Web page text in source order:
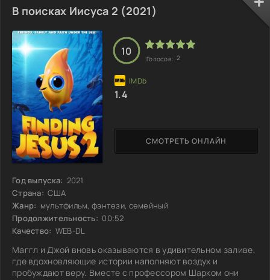
необычных героя — инопланетяне, мастера юмора и
покорители космических пустот. Им предстоит вернуть
людям улыбки, бросив вызов самому Тротилу. К ним
присоединяются юный гений из спокойного земного
В поисках Иисуса 2 (2021)
Год выпуска: 2021
Страна: США
Жанр: мультфильм, фэнтези, семейный
Продолжительность: 00:52
Качество: WEB-DL
Маггл и Джой вновь оказываются в удивительном заливе,
где вдохновляющие истории наполняют воздух и
пробуждают веру. Вместе с профессором Шарком они
СМОТРЕТЬ ОНЛАЙН
10
Голосов: 2
1.4